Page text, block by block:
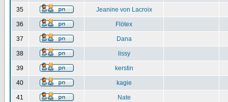
35 Jeanine von Lacroix
36 Flötex
37 Dana
38 lissy
39 kerstin
40 kagie
41 Nate